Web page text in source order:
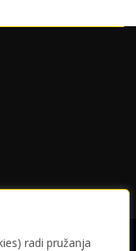
radi pružanja
poslovanja